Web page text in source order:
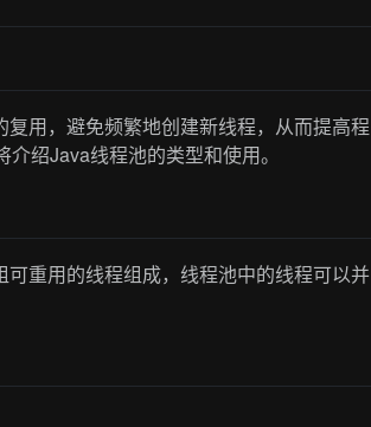
用，避免频繁地创建新线程，从而提高程
绍Java线程池的类型和使用。
重用的线程组成，线程池中的线程可以并